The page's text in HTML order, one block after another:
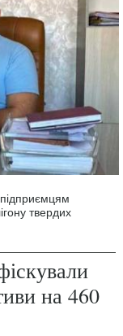
твердих
на 460